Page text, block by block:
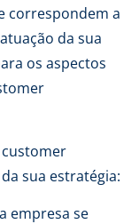
correspondem a
da sua
os aspectos
customer
sua estratégia:
empresa se